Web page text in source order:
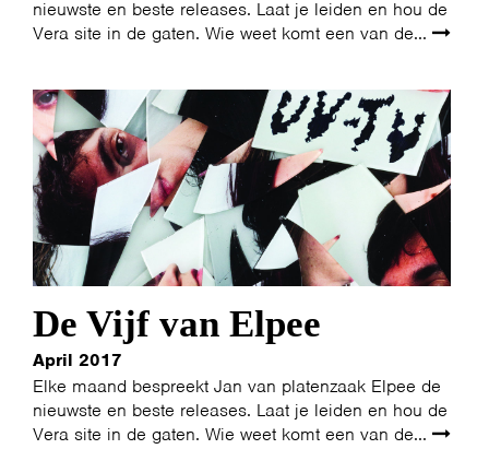
HOMEPROGRAMMA
ARTDIVISIONFOTO’S NIEUWS
INFO WEBSHOPMIJN TICKETS
nieuwste en beste releases. Laat je leiden en hou de
Vera site in de gaten. Wie weet komt een van de...
De Vijf van Elpee
April 2017
Elke maand bespreekt Jan van platenzaak Elpee de
nieuwste en beste releases. Laat je leiden en hou de
Vera site in de gaten. Wie weet komt een van de...